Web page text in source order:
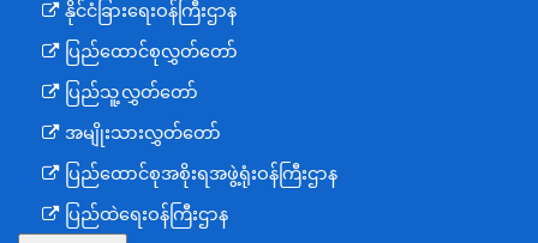
နိုင်ငံခြားရေးဝန်ကြီးဌာန
ပြည်ထောင်စုလွှတ်တော်
ပြည်သူ့လွှတ်တော်
အမျိုးသားလွှတ်တော်
ပြည်ထောင်စုအစိုးရအဖွဲ့ရုံးဝန်ကြီးဌာန
ပြည်ထဲရေးဝန်ကြီးဌာန